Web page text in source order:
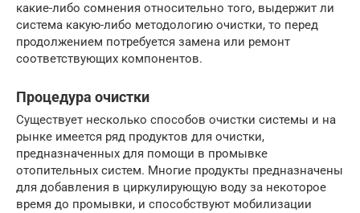
какие-либо сомнения относительно того, выдержит ли
система какую-либо методологию очистки, то перед
продолжением потребуется замена или ремонт
соответствующих компонентов.
Процедура очистки
Существует несколько способов очистки системы и на
рынке имеется ряд продуктов для очистки,
предназначенных для помощи в промывке
отопительных систем. Многие продукты предназначены
для добавления в циркулирующую воду за некоторое
время до промывки, и способствуют мобилизации